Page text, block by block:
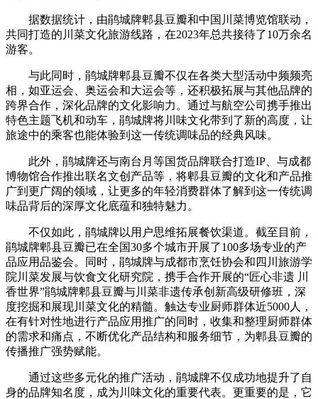
据数据统计，由鹃城牌郫县豆瓣和中国川菜博览馆联动，
共同打造的川菜文化旅游线路，在2023年总共接待了10万余名
游客。
与此同时，鹃城牌郫县豆瓣不仅在各类大型活动中频频亮
相，如亚运会、奥运会和大运会等，还积极拓展与其他品牌的
跨界合作，深化品牌的文化影响力。通过与航空公司携手推出
特色主题飞机和动车，鹃城牌将川味文化带到了新的高度，让
旅途中的乘客也能体验到这一传统调味品的经典风味。
此外，鹃城牌还与南台月等国货品牌联合打造IP、与成都
博物馆合作推出联名文创产品等，将郫县豆瓣的文化和产品推
广到更广阔的领域，让更多的年轻消费群体了解到这一传统调
味品背后的深厚文化底蕴和独特魅力。
不仅如此，鹃城牌以用户思维拓展餐饮渠道。截至目前，
鹃城牌郫县豆瓣已在全国30多个城市开展了100多场专业的产
品应用品鉴会。同时，鹃城牌与成都市烹饪协会和四川旅游学
院川菜发展与饮食文化研究院，携手合作开展的“匠心非遗 川
香世界”鹃城牌郫县豆瓣与川菜非遗传承创新高级研修班，深
度挖掘和展现川菜文化的精髓。触达专业厨师群体近5000人，
在有针对性地进行产品应用推广的同时，收集和整理厨师群体
的需求和痛点，不断优化产品结构和服务细节，为郫县豆瓣的
传播推广强势赋能。
通过这些多元化的推广活动，鹃城牌不仅成功地提升了自
身的品牌知名度，成为川味文化的重要代表。更重要的是，它